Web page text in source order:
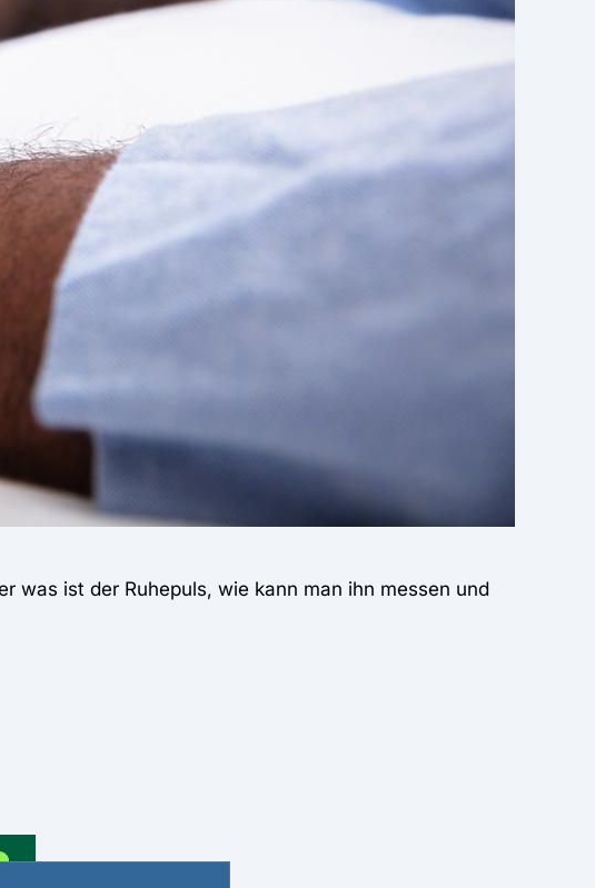
was ist der Ruhepuls, wie kann man ihn messen und